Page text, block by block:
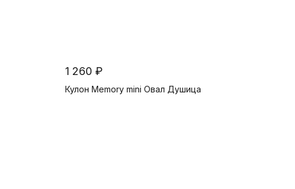
1 260 ₽
Кулон Memory mini Овал Душица